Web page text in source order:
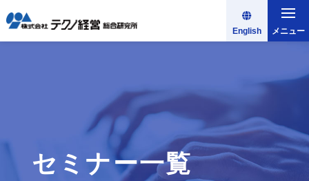
English メニュー
セミナー一覧